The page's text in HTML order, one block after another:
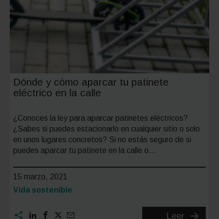
para
ser
Dónde y cómo aparcar tu patinete
eléctrico en la calle
¿Conoces la ley para aparcar patinetes eléctricos?
¿Sabes si puedes estacionarlo en cualquier sitio o solo
en unos lugares concretos? Si no estás seguro de si
puedes aparcar tu patinete en la calle o…
15 marzo, 2021
Categoría:
Vida sostenible
Leer
Dónde